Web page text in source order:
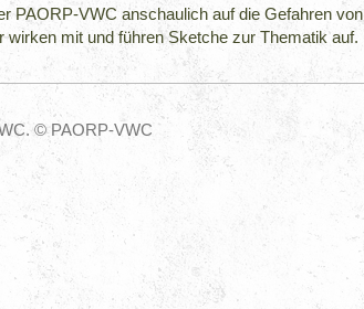
PAORP-VWC anschaulich auf die Gefahren von
mit und führen Sketche zur Thematik auf.
© PAORP-VWC